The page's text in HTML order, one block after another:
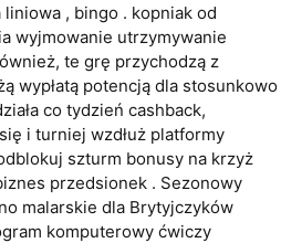
, bingo . kopniak od
wyjmowanie utrzymywanie
te grę przychodzą z
wypłatą potencją dla stosunkowo
co tydzień cashback,
i turniej wzdłuż platformy
szturm bonusy na krzyż
przedsionek . Sezonowy
malarskie dla Brytyjczyków
komputerowy ćwiczy